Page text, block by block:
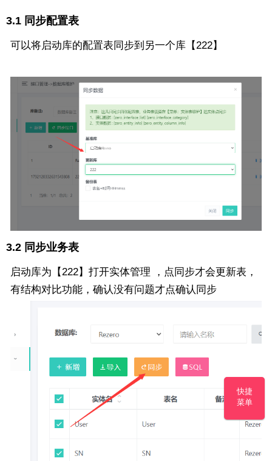
3.1 同步配置表
可以将启动库的配置表同步到另一个库【222】
3.2 同步业务表
启动库为【222】打开实体管理 ，点同步才会更新表，
有结构对比功能，确认没有问题才点确认同步
快捷
菜单